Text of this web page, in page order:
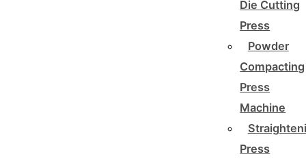
Die Cutting
Press
Powder
Compacting
Press
Machine
Press